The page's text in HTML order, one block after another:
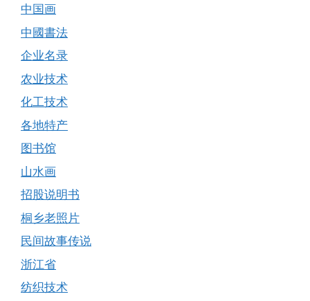
中国画
中國書法
企业名录
农业技术
化工技术
各地特产
图书馆
山水画
招股说明书
桐乡老照片
民间故事传说
浙江省
纺织技术